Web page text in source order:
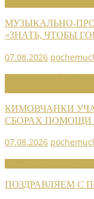
МУЗЫКАЛЬНО-
«ЗНАТЬ, ЧТОБЫ
07.08.2026
КИМОВЧАНКИ
СБОРАХ ПОМОЩИ
07.08.2026
ПОЗДРАВЛЯЕМ С